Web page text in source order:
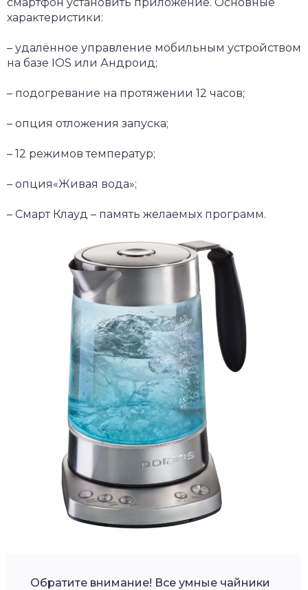
характеристики:
– удалённое управление мобильным устройством
на базе IOS или Андроид;
– подогревание на протяжении 12 часов;
– опция отложения запуска;
– 12 режимов температур;
– опция«Живая вода»;
– Смарт Клауд – память желаемых программ.
Обратите внимание! Все умные чайники